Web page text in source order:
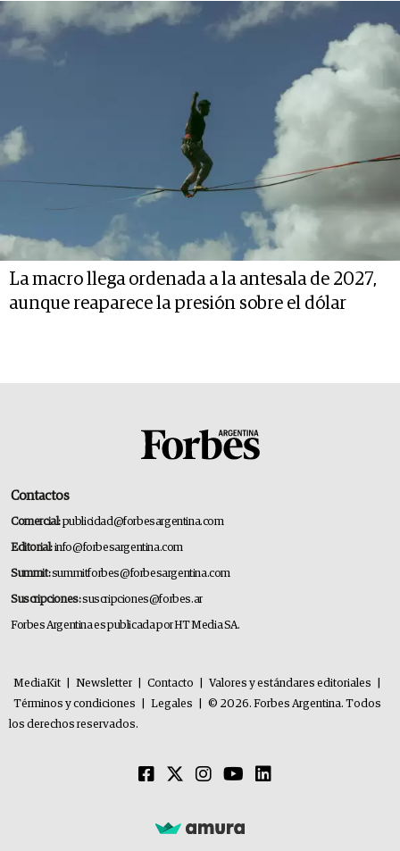
La macro llega ordenada a la antesala de 2027,
aunque reaparece la presión sobre el dólar
Contactos
Comercial:publicidad@forbesargentina.com
Editorial:info@forbesargentina.com
Summit:summitforbes@forbesargentina.com
Suscripciones:suscripciones@forbes.ar
Forbes Argentina es publicada por HT Media SA.
MediaKit Newsletter Contacto Valores y estándares editoriales
Términos y condiciones
Legales
© 2026. Forbes Argentina. Todos
los derechos reservados.